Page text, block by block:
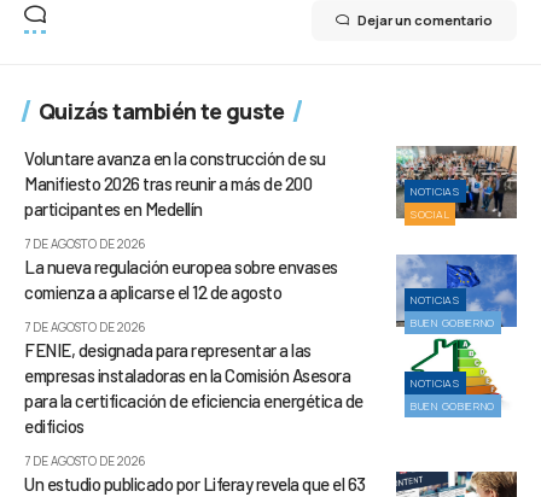
Dejar un comentario
Quizás también te guste
NOTICIAS
SOCIAL
Voluntare avanza en la construcción de su
Manifiesto 2026 tras reunir a más de 200
participantes en Medellín
7 DE AGOSTO DE 2026
NOTICIAS
BUEN GOBIERNO
La nueva regulación europea sobre envases
comienza a aplicarse el 12 de agosto
7 DE AGOSTO DE 2026
NOTICIAS
BUEN GOBIERNO
FENIE, designada para representar a las
empresas instaladoras en la Comisión Asesora
para la certificación de eficiencia energética de
edificios
7 DE AGOSTO DE 2026
Un estudio publicado por Liferay revela que el 63